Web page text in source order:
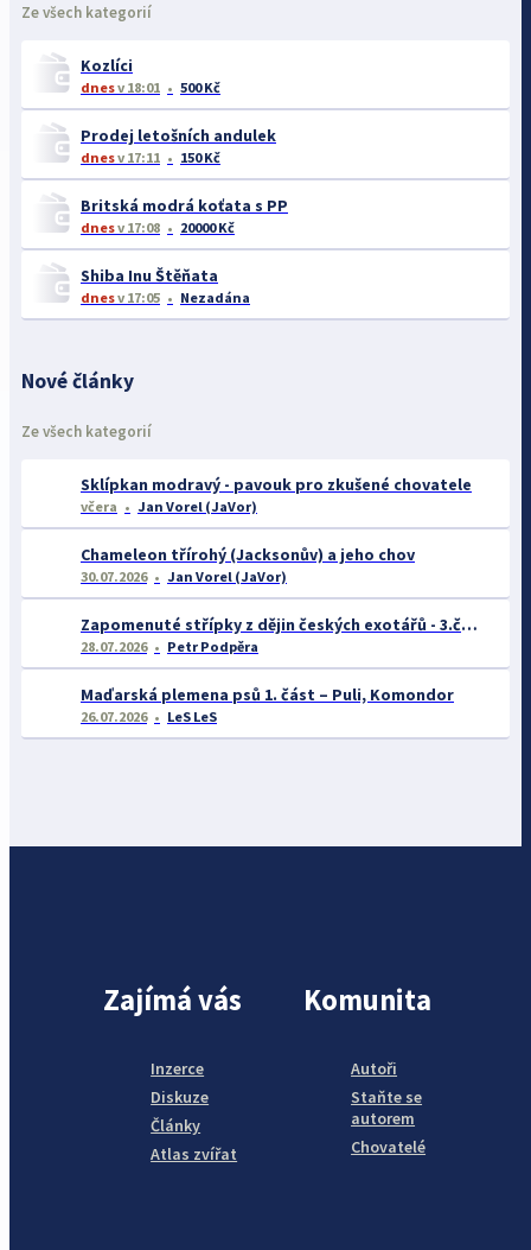
Ze všech kategorií
Kozlíci
dnesv 18:01 500 Kč
Prodej letošních andulek
dnesv 17:11 150 Kč
Britská modrá koťata s PP
dnesv 17:08 20000 Kč
Shiba Inu Štěňata
dnesv 17:05 Nezadána
Nové články
Ze všech kategorií
Sklípkan modravý - pavouk pro zkušené chovatele
včera Jan Vorel (JaVor)
Chameleon třírohý (Jacksonův) a jeho chov
30.07.2026 Jan Vorel (JaVor)
Zapomenuté střípky z dějin českých exotářů - 3.část
28.07.2026 Petr Podpěra
Maďarská plemena psů 1. část – Puli, Komondor
26.07.2026 LeS LeS
Zajímá vás
Inzerce
Diskuze
Články
Atlas zvířat
Komunita
Autoři
Staňte se
autorem
Chovatelé